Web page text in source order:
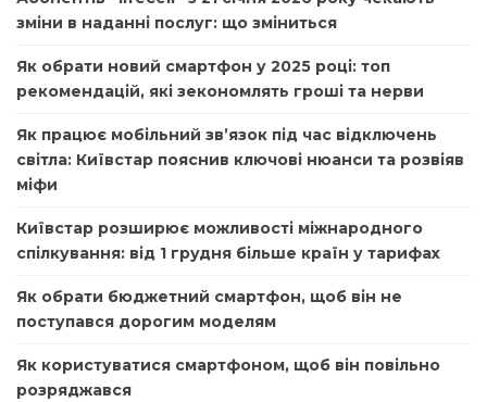
зміни в наданні послуг: що зміниться
Як обрати новий смартфон у 2025 році: топ
рекомендацій, які зекономлять гроші та нерви
Як працює мобільний зв’язок під час відключень
світла: Київстар пояснив ключові нюанси та розвіяв
міфи
Київстар розширює можливості міжнародного
спілкування: від 1 грудня більше країн у тарифах
Як обрати бюджетний смартфон, щоб він не
поступався дорогим моделям
Як користуватися смартфоном, щоб він повільно
розряджався